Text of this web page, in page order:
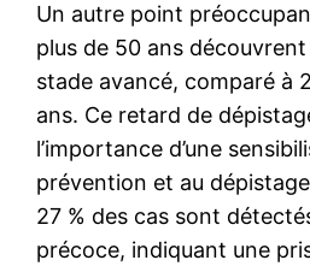
Un autre point
plus de 50 ans
stade avancé, comparé à
ans. Ce retard de
l’importance d’une
prévention et au
27 % des cas sont
précoce, indiquant une